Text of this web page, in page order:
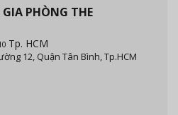
PHÒNG THE
Tp. HCM
12, Quận Tân Bình, Tp.HCM